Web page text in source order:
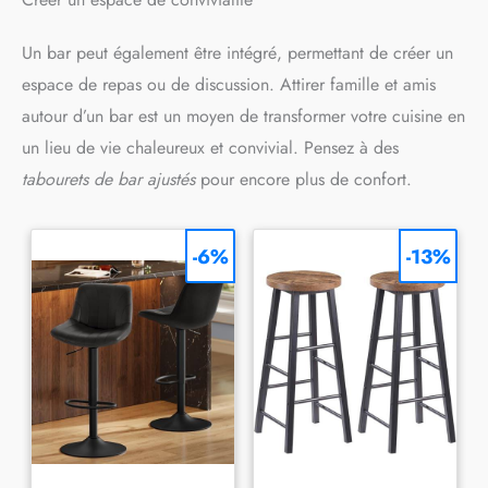
fois en place. Utilisable
petit-déjeuner ou espace de
rangement supplémentaire, il
apporte une grande flexibilité
à votre cuisine.
Un bar peut également être intégré, permettant de créer un
espace de repas ou de discussion. Attirer famille et amis
autour d’un bar est un moyen de transformer votre cuisine en
un lieu de vie chaleureux et convivial. Pensez à des
tabourets de bar ajustéspour encore plus de confort.
-6% -13%